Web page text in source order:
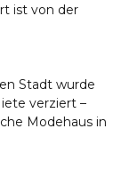
ist von der
Stadt wurde
verziert –
Modehaus in